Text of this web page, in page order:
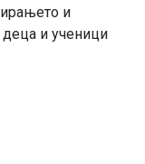
и
деца и ученици